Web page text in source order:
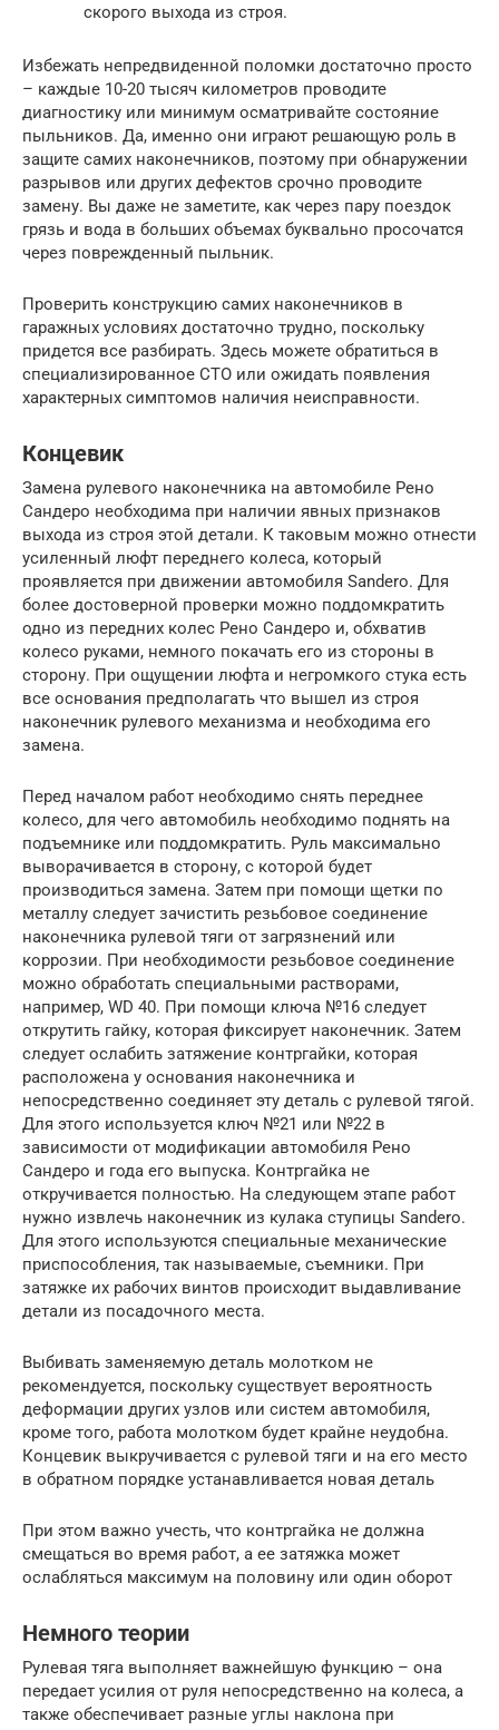
скорого выхода из строя.
Избежать непредвиденной поломки достаточно просто
– каждые 10-20 тысяч километров проводите
диагностику или минимум осматривайте состояние
пыльников. Да, именно они играют решающую роль в
защите самих наконечников, поэтому при обнаружении
разрывов или других дефектов срочно проводите
замену. Вы даже не заметите, как через пару поездок
грязь и вода в больших объемах буквально просочатся
через поврежденный пыльник.
Проверить конструкцию самих наконечников в
гаражных условиях достаточно трудно, поскольку
придется все разбирать. Здесь можете обратиться в
специализированное СТО или ожидать появления
характерных симптомов наличия неисправности.
Концевик
Замена рулевого наконечника на автомобиле Рено
Сандеро необходима при наличии явных признаков
выхода из строя этой детали. К таковым можно отнести
усиленный люфт переднего колеса, который
проявляется при движении автомобиля Sandero. Для
более достоверной проверки можно поддомкратить
одно из передних колес Рено Сандеро и, обхватив
колесо руками, немного покачать его из стороны в
сторону. При ощущении люфта и негромкого стука есть
все основания предполагать что вышел из строя
наконечник рулевого механизма и необходима его
замена.
Перед началом работ необходимо снять переднее
колесо, для чего автомобиль необходимо поднять на
подъемнике или поддомкратить. Руль максимально
выворачивается в сторону, с которой будет
производиться замена. Затем при помощи щетки по
металлу следует зачистить резьбовое соединение
наконечника рулевой тяги от загрязнений или
коррозии. При необходимости резьбовое соединение
можно обработать специальными растворами,
например, WD 40. При помощи ключа №16 следует
открутить гайку, которая фиксирует наконечник. Затем
следует ослабить затяжение контргайки, которая
расположена у основания наконечника и
непосредственно соединяет эту деталь с рулевой тягой.
Для этого используется ключ №21 или №22 в
зависимости от модификации автомобиля Рено
Сандеро и года его выпуска. Контргайка не
откручивается полностью. На следующем этапе работ
нужно извлечь наконечник из кулака ступицы Sandero.
Для этого используются специальные механические
приспособления, так называемые, съемники. При
затяжке их рабочих винтов происходит выдавливание
детали из посадочного места.
Выбивать заменяемую деталь молотком не
рекомендуется, поскольку существует вероятность
деформации других узлов или систем автомобиля,
кроме того, работа молотком будет крайне неудобна.
Концевик выкручивается с рулевой тяги и на его место
в обратном порядке устанавливается новая деталь
При этом важно учесть, что контргайка не должна
смещаться во время работ, а ее затяжка может
ослабляться максимум на половину или один оборот
Немного теории
Рулевая тяга выполняет важнейшую функцию – она
передает усилия от руля непосредственно на колеса, а
также обеспечивает разные углы наклона при